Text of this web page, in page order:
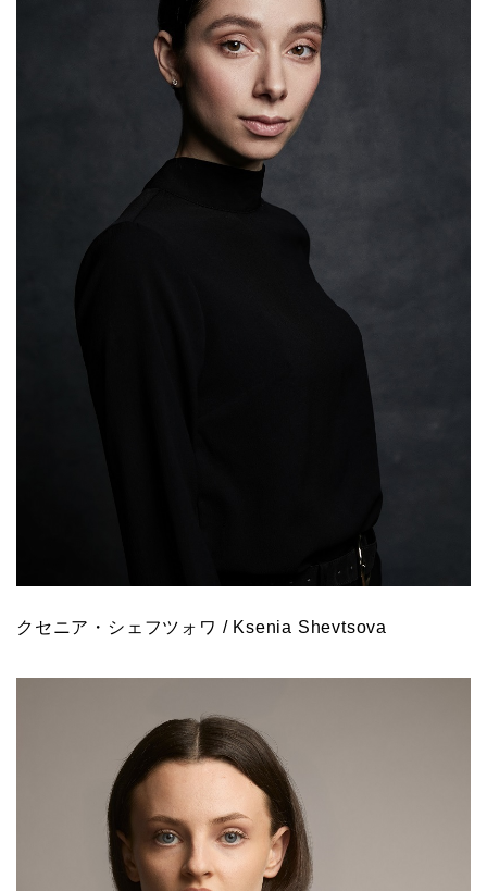
クセニア・シェフツォワ / Ksenia Shevtsova